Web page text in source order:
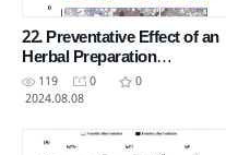
22. Preventative Effect of an
Herbal Preparation
(HemoHIM) on Development
of Airway
119 0
0
2024.08.08